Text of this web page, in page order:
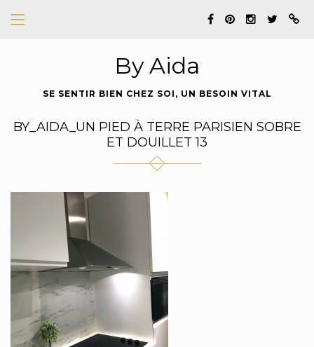
By Aida
SE SENTIR BIEN CHEZ SOI, UN BESOIN VITAL
BY_AIDA_UN PIED À TERRE PARISIEN SOBRE
ET DOUILLET 13